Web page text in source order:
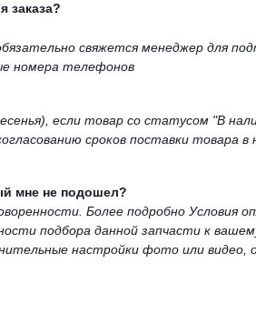
заказа?
свяжется менеджер для
номера телефонов
если товар со статусом "В
сроков поставки товара
мне не подошел?
Более подробно Условия
подбора данной запчасти к
настройки фото или видео,